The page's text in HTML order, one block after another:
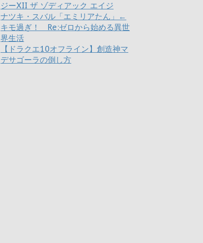
ジーXII ザ ゾディアック エイジ
ナツキ・スバル「エミリアたん」←
キモ過ぎ！ Re:ゼロから始める異世
界生活
【ドラクエ10オフライン】創造神マ
デサゴーラの倒し方